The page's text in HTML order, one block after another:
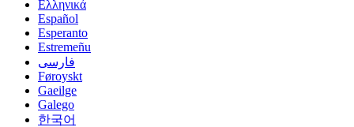
Ελληνικά
Español
Esperanto
Estremeñu
فارسی
Føroyskt
Gaeilge
Galego
한국어